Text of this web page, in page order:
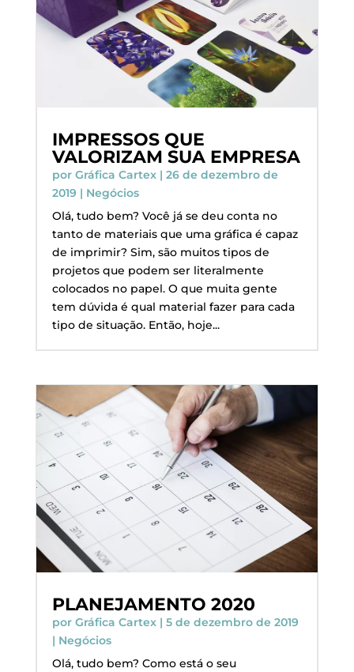
IMPRESSOS QUE
VALORIZAM SUA EMPRESA
por Gráfica Cartex| 26 de dezembro de
2019 | Negócios
Olá, tudo bem? Você já se deu conta no
tanto de materiais que uma gráfica é capaz
de imprimir? Sim, são muitos tipos de
projetos que podem ser literalmente
colocados no papel. O que muita gente
tem dúvida é qual material fazer para cada
tipo de situação. Então, hoje...
PLANEJAMENTO 2020
por Gráfica Cartex| 5 de dezembro de 2019
| Negócios
Olá, tudo bem? Como está o seu